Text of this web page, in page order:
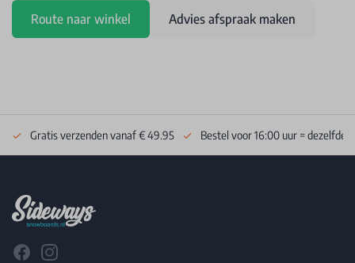
Route naar winkel Advies afspraak maken
Gratis verzenden vanaf € 49.95 Bestel voor 16:00 uur = dezelfde
FacebookInstagram